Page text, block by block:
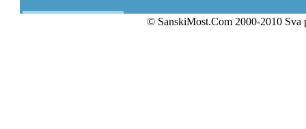
© SanskiMost.Com 2000-2010